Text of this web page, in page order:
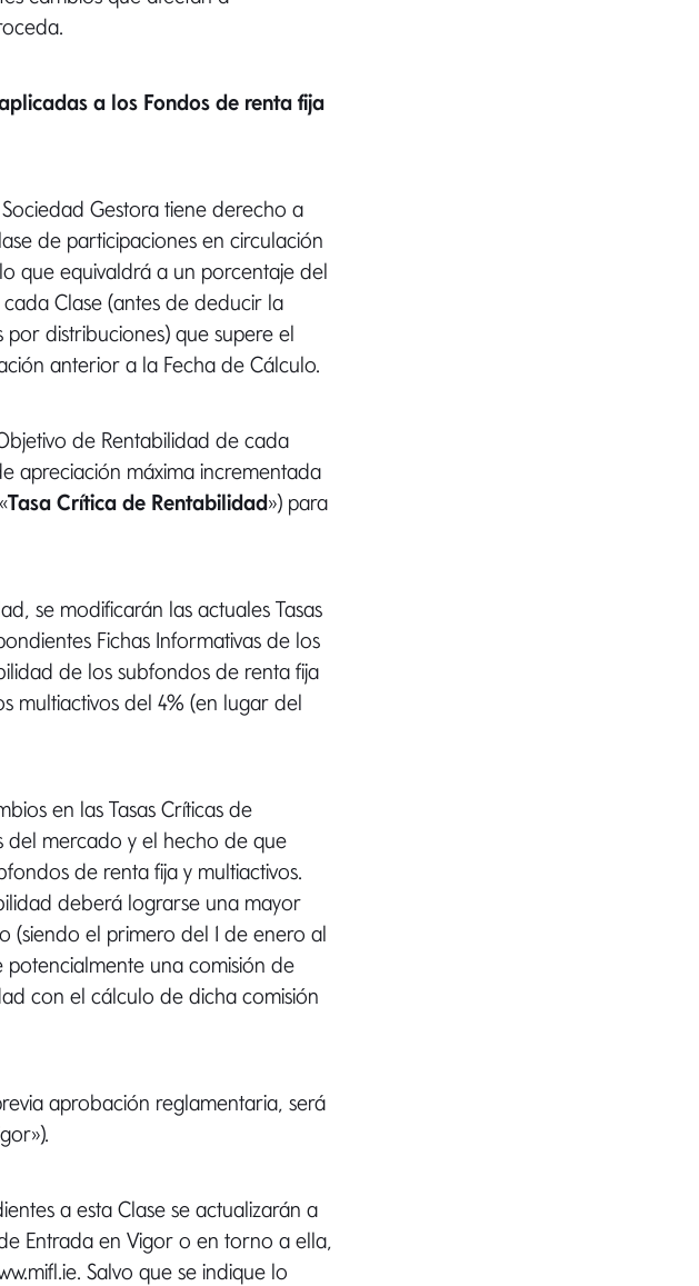
a los Fondos de renta fija
Gestora tiene derecho a
de participaciones en circulación
que equivaldrá a un porcentaje del
Clase (antes de deducir la
distribuciones) que supere el
anterior a la Fecha de Cálculo.
de Rentabilidad de cada
apreciación máxima incrementada
Tasa Crítica de Rentabilidad») para
se modificarán las actuales Tasas
Fichas Informativas de los
de los subfondos de renta fija
multiactivos del 4% (en lugar del
en las Tasas Críticas de
del mercado y el hecho de que
de renta fija y multiactivos.
deberá lograrse una mayor
el primero del 1 de enero al
potencialmente una comisión de
con el cálculo de dicha comisión
aprobación reglamentaria, será
a esta Clase se actualizarán a
Entrada en Vigor o en torno a ella,
Salvo que se indique lo